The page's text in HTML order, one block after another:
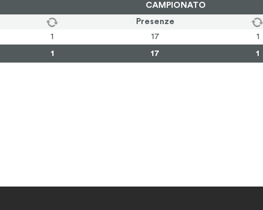
CAMPIONATO
Presenze
1 17 1
1 17 1